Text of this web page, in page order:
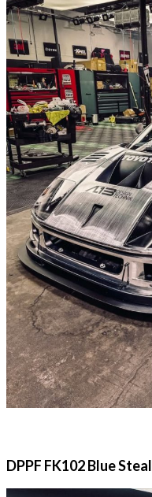
DPPF FK102 Blue Steal